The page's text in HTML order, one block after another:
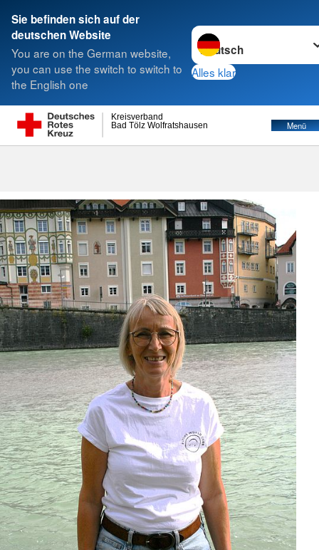
Sie befinden sich auf der
deutschen Website
You are on the German website,
you can use the switch to switch to
the English one
Sprache wechseln zu
Alles klar
Bad Tölz Wolfratshausen
Kreisverband
Menü
Suche